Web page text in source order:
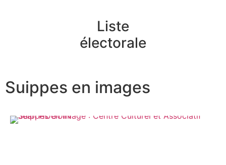
Liste
électorale
Suippes en images